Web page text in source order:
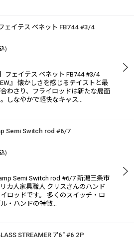
フェイテス ベネット FB744 #3/4
)
】フェイテス ベネット FB744 #3/4
』 懐かしさを感じるテイストと最
わさり、フライロッドは新たな局面
しなやかで軽快なキャス…
Semi Switch rod #6/7
)
Semi Switch rod #6/7 新潟三条市
カ人家具職人 クリスさんのハンド
ロッドです。 多くのスイッチ・ロ
・ハンドの特徴…
STREAMER 7'6" #6 2P